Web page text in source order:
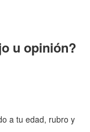
u opinión?
a tu edad, rubro y